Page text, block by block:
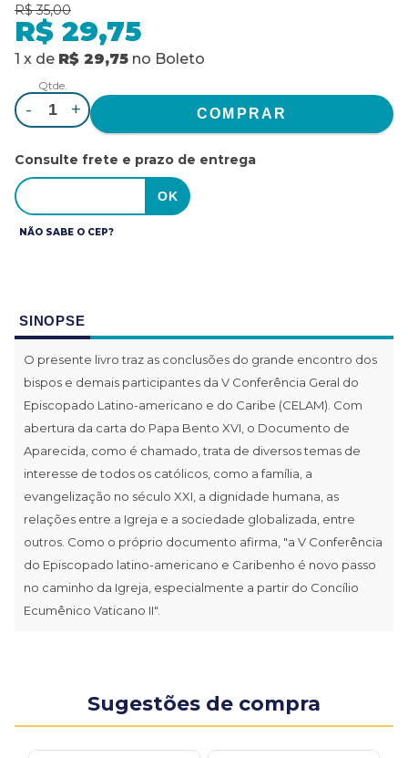
R$ 35,00
R$ 29,75
1 x de R$ 29,75 no Boleto
Qtde.
- +
Consulte frete e prazo de entrega
NÃO SABE O CEP?
SINOPSE
O presente livro traz as conclusões do grande encontro dos
bispos e demais participantes da V Conferência Geral do
Episcopado Latino-americano e do Caribe (CELAM). Com
abertura da carta do Papa Bento XVI, o Documento de
Aparecida, como é chamado, trata de diversos temas de
interesse de todos os católicos, como a família, a
evangelização no século XXI, a dignidade humana, as
relações entre a Igreja e a sociedade globalizada, entre
outros. Como o próprio documento afirma, "a V Conferência
do Episcopado latino-americano e Caribenho é novo passo
no caminho da Igreja, especialmente a partir do Concílio
Ecumênico Vaticano II".
Sugestões de compra